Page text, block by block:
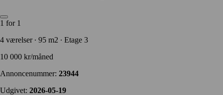
1 for 1
4 værelser ∙ 95 m2 ∙ Etage 3
10 000 kr/måned
Annoncenummer: 23944
Udgivet: 2026-05-19